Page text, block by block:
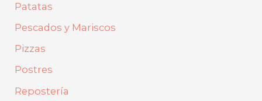
Patatas
Pescados y Mariscos
Pizzas
Postres
Repostería